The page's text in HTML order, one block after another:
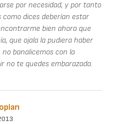
por necesidad, y por tanto
como dices deberían estar
bien ahora que
que ojala la pudiera haber
banalicemos con la
no te quedes embarazada.